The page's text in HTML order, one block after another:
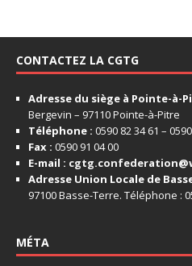
CONTACTEZ LA CGTG
Adresse du siège à Pointe-à-
Bergevin – 97110 Pointe-à-Pitre
Téléphone : 0590 82 34 61 –
Fax : 0590 91 04 00
E-mail :
Adresse Union Locale de
97100 Basse-Terre. Téléphone :
MÉTA